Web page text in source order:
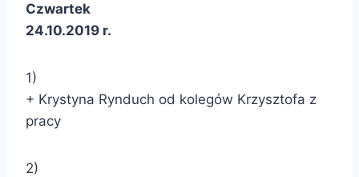
Czwartek
24.10.2019 r.
1)
+ Krystyna Rynduch od kolegów Krzysztofa z
pracy
2)